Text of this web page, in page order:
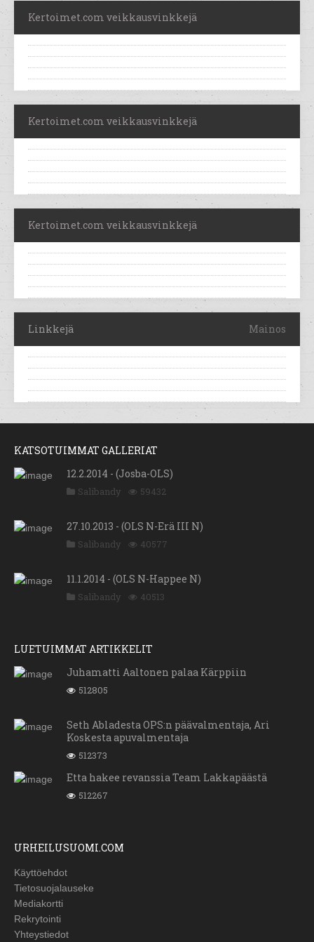
Kertoimet.com veikkausvinkkejä
Kertoimet.com veikkausvinkkejä
Kertoimet.com veikkausvinkkejä
Linkkejä Mainos
KATSOTUIMMAT GALLERIAT
12.2.2014 - (Josba-OLS)
Salibandy 59432
27.10.2013 - (OLS N-Erä III N)
Salibandy 40577
11.1.2014 - (OLS N-Happee N)
Salibandy 40513
LUETUIMMAT ARTIKKELIT
Juhamatti Aaltonen palaa Kärppiin
512805
Seth Abladesta OPS:n päävalmentaja, Ari
Koskesta apuvalmentaja
512373
Etta hakee revanssia Team Lakkapäästä
512267
URHEILUSUOMI.COM
Käyttöehdot
Tietosuojalauseke
Mediakortti
Rekrytointi
Yhteystiedot